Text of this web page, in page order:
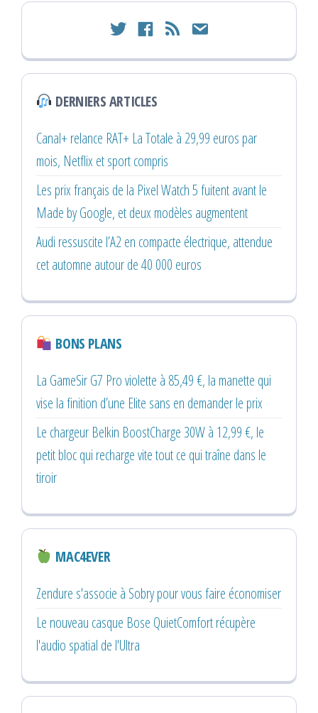
twitter facebook
rss email
DERNIERS ARTICLES
Canal+ relance RAT+ La Totale à 29,99 euros par
mois, Netflix et sport compris
Les prix français de la Pixel Watch 5 fuitent avant le
Made by Google, et deux modèles augmentent
Audi ressuscite l’A2 en compacte électrique, attendue
cet automne autour de 40 000 euros
BONS PLANS
La GameSir G7 Pro violette à 85,49 €, la manette qui
vise la finition d’une Elite sans en demander le prix
Le chargeur Belkin BoostCharge 30W à 12,99 €, le
petit bloc qui recharge vite tout ce qui traîne dans le
tiroir
MAC4EVER
Zendure s'associe à Sobry pour vous faire économiser
Le nouveau casque Bose QuietComfort récupère
l'audio spatial de l'Ultra